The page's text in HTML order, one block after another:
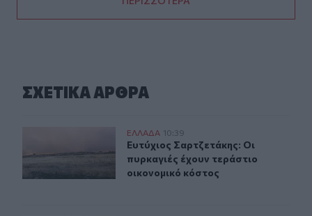
ΣΧΕΤΙΚA AΡΘΡΑ
Ευτύχιος Σαρτζετάκης: Οι πυρκαγιές έχουν τεράστιο
ΕΛΛAΔΑ 10:39
Ευτύχιος Σαρτζετάκης: Οι
Ευτύχιος Σαρτζετάκης: Οι
πυρκαγιές έχουν τεράστιο
οικονομικό κόστος